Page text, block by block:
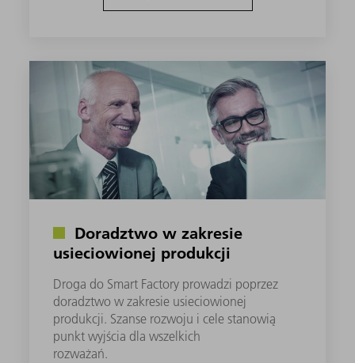
Doradztwo w zakresie
usieciowionej produkcji
Droga do Smart Factory prowadzi poprzez
doradztwo w zakresie usieciowionej
produkcji. Szanse rozwoju i cele stanowią
punkt wyjścia dla wszelkich
rozważań.